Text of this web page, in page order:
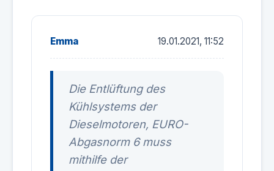
Emma 19.01.2021, 11:52
Die Entlüftung des
Kühlsystems der
Dieselmotoren, EURO-
Abgasnorm 6 muss
mithilfe der